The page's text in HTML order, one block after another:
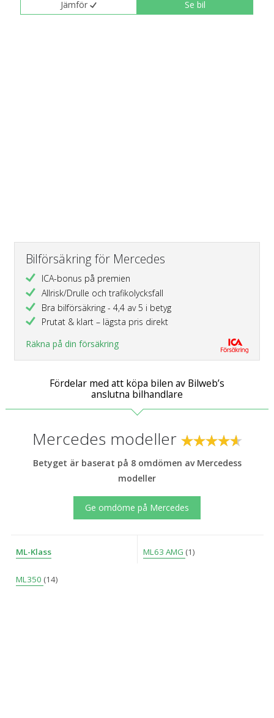
Jämför Se bil
Bilförsäkring för Mercedes
ICA-bonus på premien
Allrisk/Drulle och trafikolycksfall
Bra bilförsäkring - 4,4 av 5 i betyg
Prutat & klart – lägsta pris direkt
Räkna på din försäkring
Fördelar med att köpa bilen av Bilweb’s
anslutna bilhandlare
Mercedes modeller
Betyget är baserat på 8 omdömen av Mercedess
modeller
Ge omdöme på Mercedes
ML-Klass
ML350 (14)
ML63 AMG (1)